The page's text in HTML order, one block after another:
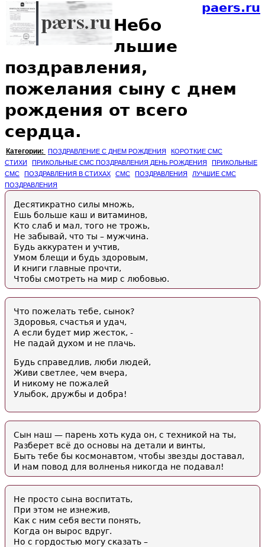
paers.ru
Небо
льшие
поздравления,
пожелания сыну с днем
рождения от всего
сердца.
Категории: ПОЗДРАВЛЕНИЕ С ДНЕМ РОЖДЕНИЯ
КОРОТКИЕ СМС
СТИХИ
ПРИКОЛЬНЫЕ СМС ПОЗДРАВЛЕНИЯ ДЕНЬ РОЖДЕНИЯ
ПРИКОЛЬНЫЕ
СМС
ПОЗДРАВЛЕНИЯ В СТИХАХ СМС ПОЗДРАВЛЕНИЯ
ЛУЧШИЕ СМС
ПОЗДРАВЛЕНИЯ
Десятикратно силы множь,
Ешь больше каш и витаминов,
Кто слаб и мал, того не трожь,
Не забывай, что ты – мужчина.
Будь аккуратен и учтив,
Умом блещи и будь здоровым,
И книги главные прочти,
Чтобы смотреть на мир с любовью.
Что пожелать тебе, сынок?
Здоровья, счастья и удач,
А если будет мир жесток, -
Не падай духом и не плачь.
Будь справедлив, люби людей,
Живи светлее, чем вчера,
И никому не пожалей
Улыбок, дружбы и добра!
Сын наш — парень хоть куда он, с техникой на ты,
Разберет всё до основы на детали и винты,
Быть тебе бы космонавтом, чтобы звезды доставал,
И нам повод для волненья никогда не подавал!
Не просто сына воспитать,
При этом не изнежив,
Как с ним себя вести понять,
Когда он вырос вдруг.
Но с гордостью могу сказать –